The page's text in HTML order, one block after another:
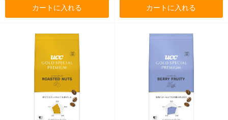
カートに入れる カートに入れる